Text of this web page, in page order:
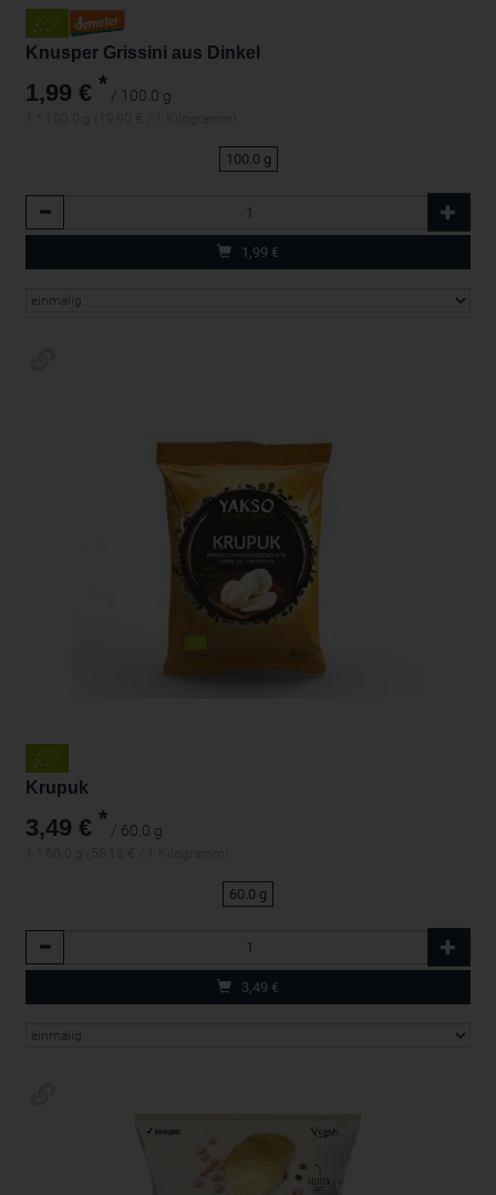
Knusper Grissini aus Dinkel
1,99 € * / 100.0 g
100.0 g
1,99 €
Krupuk
3,49 € * / 60.0 g
60.0 g
3,49 €